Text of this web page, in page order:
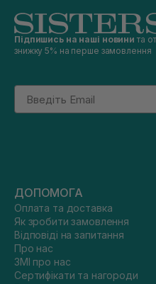
Підпишись на наші новини та
знижку 5% на перше замовлення
Email
ДОПОМОГА
Оплата та доставка
Як зробити замовлення
Відповіді на запитання
Про нас
ЗМІ про нас
Сертифікати та нагороди